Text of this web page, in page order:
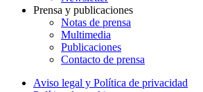
Prensa y publicaciones
Notas de prensa
Multimedia
Publicaciones
Contacto de prensa
Aviso legal y Política de privacidad